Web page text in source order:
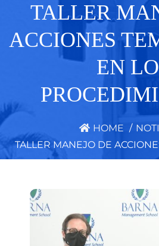
TALLER
ACCIONES
EN
HOME /
TALLER MANEJO DE